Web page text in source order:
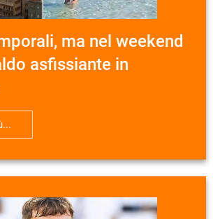
ma nel weekend
asfissiante in